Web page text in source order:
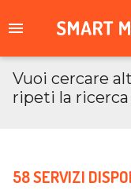
Vuoi cercare
ripeti la ricerca
58 SERVIZI